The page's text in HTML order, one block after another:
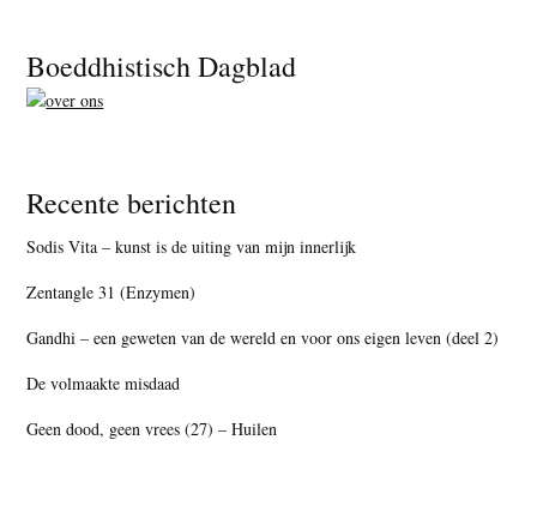
Footer
Boeddhistisch Dagblad
Recente berichten
Sodis Vita – kunst is de uiting van mijn innerlijk
Zentangle 31 (Enzymen)
Gandhi – een geweten van de wereld en voor ons eigen leven (deel 2)
De volmaakte misdaad
Geen dood, geen vrees (27) – Huilen